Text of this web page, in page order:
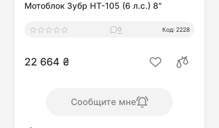
Мотоблок Зубр HT-105 (6 л.с.) 8"
0 Код: 2228
22 664 ₴
Сообщите мне